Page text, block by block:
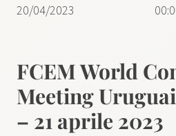
FCEM World
Meeting
– 21 aprile 2023
20/04/2023